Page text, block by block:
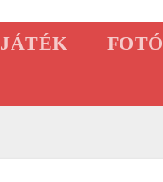
JÁTÉK FOTÓ